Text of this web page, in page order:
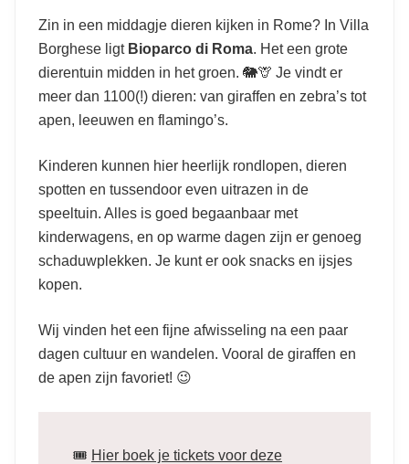
Zin in een middagje dieren kijken in Rome? In Villa
Borghese ligt Bioparco di Roma. Het een grote
dierentuin midden in het groen. 🐘🦒 Je vindt er
meer dan 1100(!) dieren: van giraffen en zebra’s tot
apen, leeuwen en flamingo’s.
Kinderen kunnen hier heerlijk rondlopen, dieren
spotten en tussendoor even uitrazen in de
speeltuin. Alles is goed begaanbaar met
kinderwagens, en op warme dagen zijn er genoeg
schaduwplekken. Je kunt er ook snacks en ijsjes
kopen.
Wij vinden het een fijne afwisseling na een paar
dagen cultuur en wandelen. Vooral de giraffen en
de apen zijn favoriet! 😉
🎟️ Hier boek je tickets voor deze